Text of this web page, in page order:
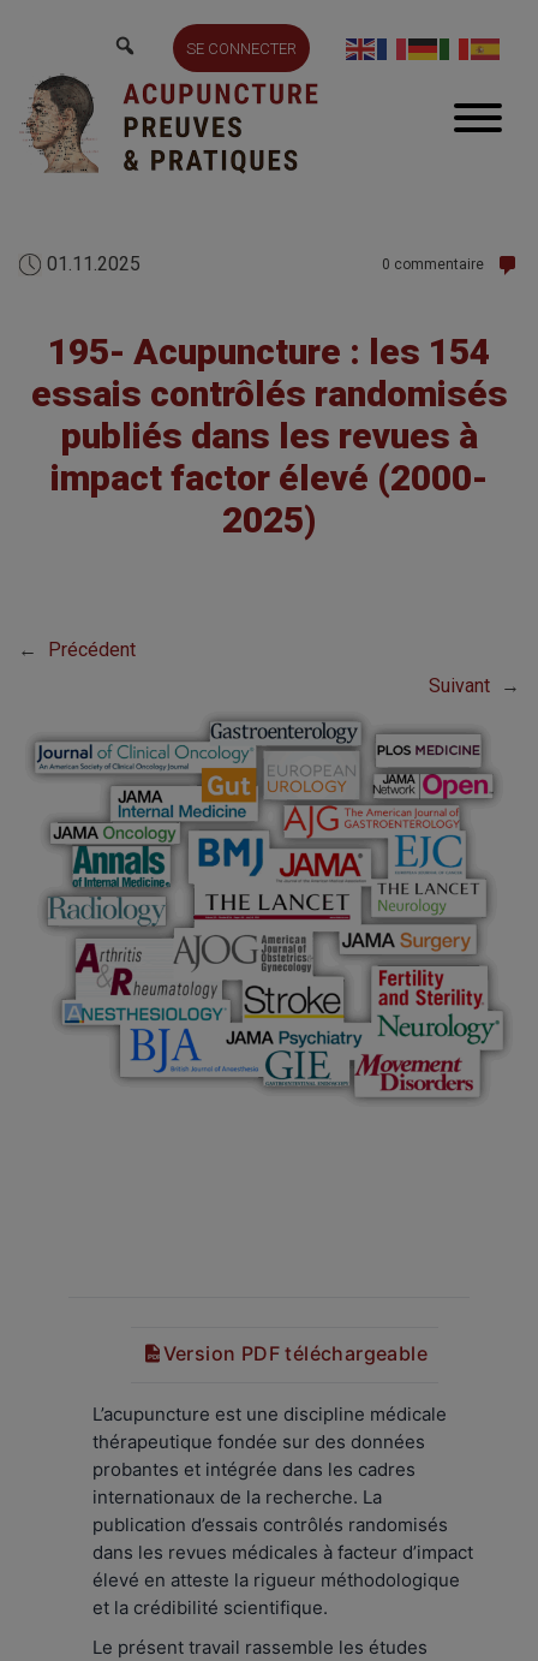
SE CONNECTER
01.11.2025 0 commentaire
195- Acupuncture : les 154
essais contrôlés randomisés
publiés dans les revues à
impact factor élevé (2000-
2025)
←
Précédent
Suivant
→
PDF Version PDF téléchargeable
L’acupuncture est une discipline médicale
thérapeutique fondée sur des données
probantes et intégrée dans les cadres
internationaux de la recherche. La
publication d’essais contrôlés randomisés
dans les revues médicales à facteur d’impact
élevé en atteste la rigueur méthodologique
et la crédibilité scientifique.
Le présent travail rassemble les études